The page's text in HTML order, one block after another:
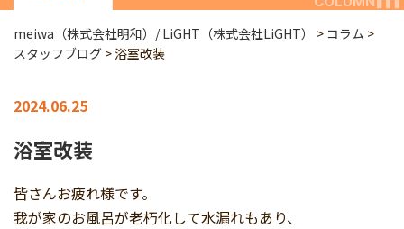
meiwa（株式会社明和）/ LiGHT（株式会社LiGHT） > コラム >
スタッフブログ >浴室改装
2024.06.25
浴室改装
皆さんお疲れ様です。
我が家のお風呂が老朽化して水漏れもあり、